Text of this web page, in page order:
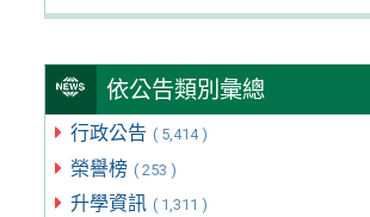
依公告類別彙總
行政公告 ( 5,414 )
榮譽榜 ( 253 )
升學資訊 ( 1,311 )